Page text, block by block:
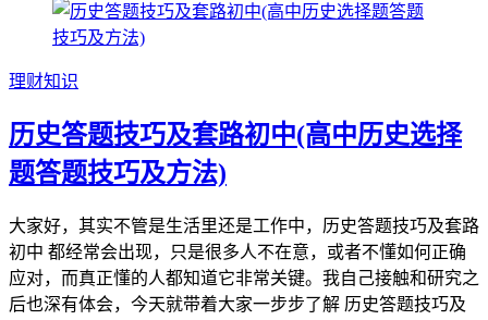
理财知识
历史答题技巧及套路初中(高中历史选择
题答题技巧及方法)
大家好，其实不管是生活里还是工作中，历史答题技巧及套路
初中 都经常会出现，只是很多人不在意，或者不懂如何正确
应对，而真正懂的人都知道它非常关键。我自己接触和研究之
后也深有体会，今天就带着大家一步步了解 历史答题技巧及